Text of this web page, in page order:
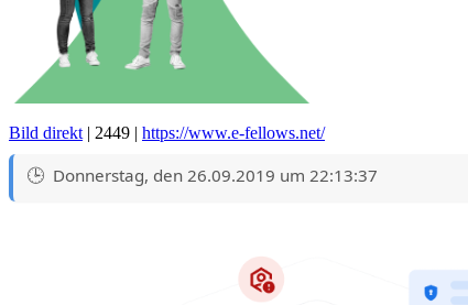
Bild direkt | 2449 | https://www.e-fellows.net/
Donnerstag, den 26.09.2019 um 22:13:37